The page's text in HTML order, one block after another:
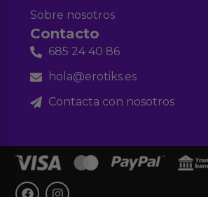
Sobre nosotros
Contacto
685 24 40 86
hola@erotiks.es
Contacta con nosotros
F
I